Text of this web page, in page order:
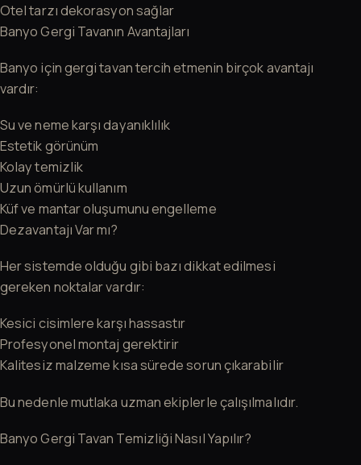
Otel tarzı dekorasyon sağlar
Banyo Gergi Tavanın Avantajları
Banyo için gergi tavan tercih etmenin birçok avantajı
vardır:
Su ve neme karşı dayanıklılık
Estetik görünüm
Kolay temizlik
Uzun ömürlü kullanım
Küf ve mantar oluşumunu engelleme
Dezavantajı Var mı?
Her sistemde olduğu gibi bazı dikkat edilmesi
gereken noktalar vardır:
Kesici cisimlere karşı hassastır
Profesyonel montaj gerektirir
Kalitesiz malzeme kısa sürede sorun çıkarabilir
Bu nedenle mutlaka uzman ekiplerle çalışılmalıdır.
Banyo Gergi Tavan Temizliği Nasıl Yapılır?